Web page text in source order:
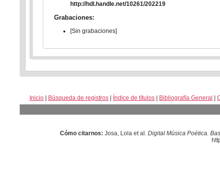
http://hdl.handle.net/10261/202219
Grabaciones:
[Sin grabaciones]
Inicio Búsqueda de registros Índice de títulos Bibliografía General
Cómo citarnos: Josa, Lola et al. Digital Música Poética.